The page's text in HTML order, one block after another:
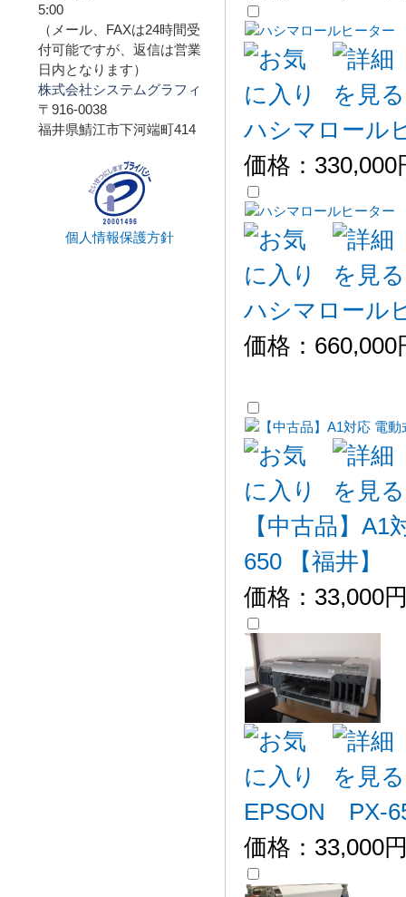
ハシマロール
価格： 330,000
ハシマロール
価格： 660,000
【中古品】
650 【福井】
価格： 33,000
EPSON PX-
価格： 33,000
5:00
（メール、FAXは24時間受
付可能ですが、返信は営業
日内となります）
株式会社システムグラフィ
〒916-0038
福井県鯖江市下河端町414
個人情報保護方針